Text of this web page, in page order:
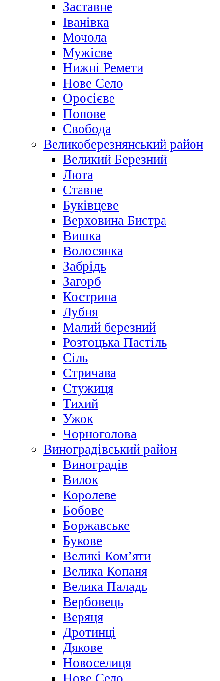
Заставне
Іванівка
Мочола
Мужієве
Нижні Ремети
Нове Село
Оросієве
Попове
Свобода
Великоберезнянський район
Великий Березний
Люта
Ставне
Буківцеве
Верховина Бистра
Вишка
Волосянка
Забрідь
Загорб
Кострина
Лубня
Малий березний
Розтоцька Пастіль
Сіль
Стричава
Стужиця
Тихий
Ужок
Чорноголова
Виноградівський район
Виноградів
Вилок
Королеве
Бобове
Боржавське
Букове
Великі Ком’яти
Велика Копаня
Велика Паладь
Вербовець
Веряця
Дротинці
Дякове
Новоселиця